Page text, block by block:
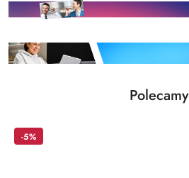
Pomiń karuzelę produktów
Produkty
Polecamy
-5%